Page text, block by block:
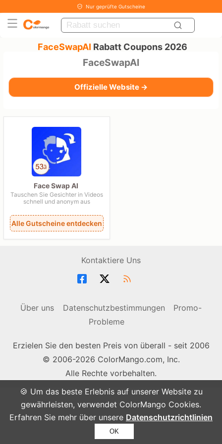
🍪 Um das beste Erlebnis auf unserer Website zu
gewährleisten, verwendet ColorMango Cookies.
Erfahren Sie mehr über unsere Datenschutzrichtlinien
OK
Nur geprüfte Gutscheine
FaceSwapAI Rabatt Coupons 2026
FaceSwapAI
Offizielle Website →
Face Swap AI
Tauschen Sie Gesichter in Videos
schnell und anonym aus
Alle Gutscheine entdecken
Kontaktiere Uns
Über uns Datenschutzbestimmungen
Promo-
Probleme
Erzielen Sie den besten Preis von überall - seit 2006
© 2006-2026 ColorMango.com, Inc.
Alle Rechte vorbehalten.